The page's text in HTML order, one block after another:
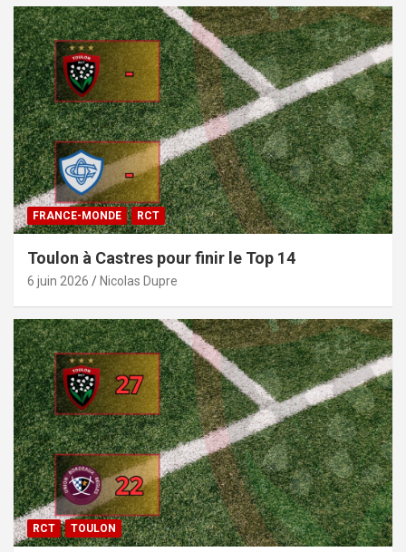
FRANCE-MONDE RCT
Toulon à Castres pour finir le Top 14
6 juin 2026 Nicolas Dupre
RCT TOULON